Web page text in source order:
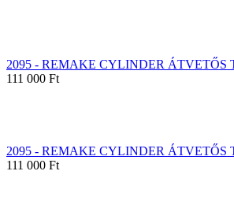
2095 - REMAKE CYLINDER ÁTVETŐS
111 000 Ft
2095 - REMAKE CYLINDER ÁTVETŐS
111 000 Ft